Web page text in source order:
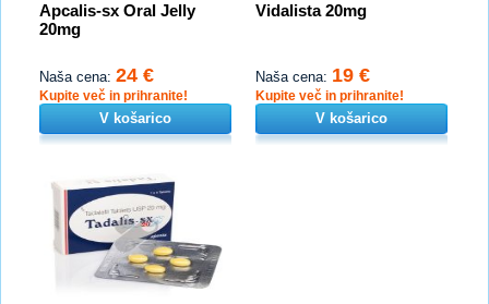
Apcalis-sx Oral Jelly
20mg
Naša cena: 24 €
Kupite več in prihranite!
V košarico
Vidalista 20mg
Naša cena: 19 €
Kupite več in prihranite!
V košarico